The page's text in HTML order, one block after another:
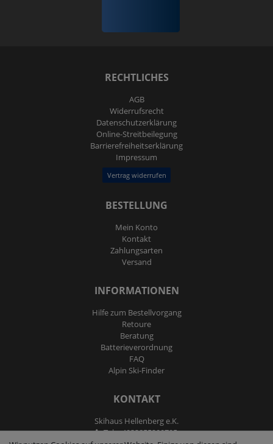
RECHTLICHES
AGB
Widerrufs­recht
Daten­schutz­erklärung
Online-Streitbeilegung
Barrierefreiheitserklärung
Impressum
Vertrag widerrufen
BESTELLUNG
Mein Konto
Kontakt
Zahlungsarten
Versand
INFORMATIONEN
Hilfe zum Bestellvorgang
Retoure
Beratung
Batterieverordnung
FAQ
Alpin Ski-Finder
KONTAKT
Skihaus Hellenberg e.K.
Tel: +4933855200795